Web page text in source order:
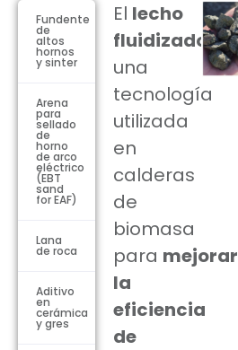
Fundente
de
altos
hornos
y sinter
Arena
para
sellado
de
horno
de arco
eléctrico
(EBT
sand
for EAF)
Lana
de roca
Aditivo
en
cerámica
y gres
El lecho
fluidizadoes
una
tecnología
utilizada
en
calderas
de
biomasa
para mejorar
la
eficiencia
de